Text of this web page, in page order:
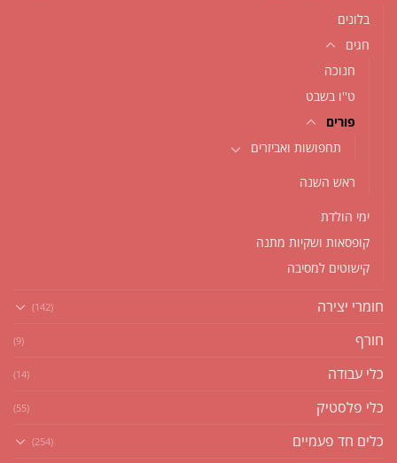
בלונים
חגים
חנוכה
ט''ו בשבט
פורים
תחפושות ואביזרים
ראש השנה
ימי הולדת
קופסאות ושקיות מתנה
קישוטים למסיבה
חומרי יצירה (142)
חורף (9)
כלי עבודה (14)
כלי פלסטיק (55)
כלים חד פעמיים (254)